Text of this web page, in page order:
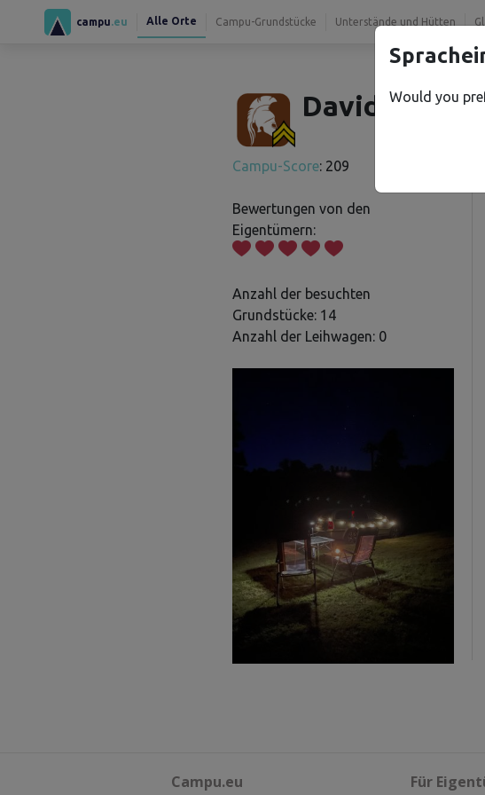
campu .eu Alle Orte Campu-Grundstücke Unterstände und Hütten
David V.
Campu-Score: 209
Bewertungen von den
Eigentümern:
Anzahl der besuchten
Grundstücke: 14
Anzahl der Leihwagen: 0
Campu.eu Für
Would you